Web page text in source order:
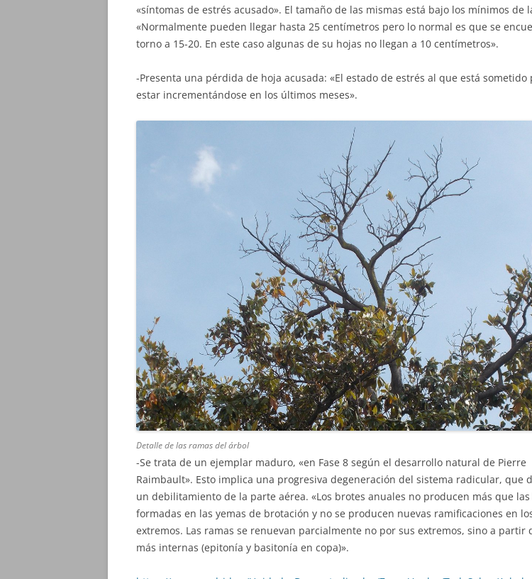
«síntomas de estrés acusado». El tamaño de las mismas está bajo los mínimos de
«Normalmente pueden llegar hasta 25 centímetros pero lo normal es que se
torno a 15-20. En este caso algunas de su hojas no llegan a 10 centímetros».
-Presenta una pérdida de hoja acusada: «El estado de estrés al que está sometido
estar incrementándose en los últimos meses».
Detalle de las ramas del árbol
-Se trata de un ejemplar maduro, «en Fase 8 según el desarrollo natural de Pierre
Raimbault». Esto implica una progresiva degeneración del sistema radicular, que
un debilitamiento de la parte aérea. «Los brotes anuales no producen más que las
formadas en las yemas de brotación y no se producen nuevas ramificaciones en
extremos. Las ramas se renuevan parcialmente no por sus extremos, sino a partir
más internas (epitonía y basitonía en copa)».